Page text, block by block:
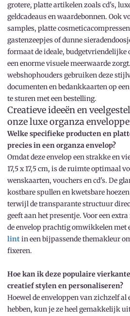
grotere, platte artikelen zoals cd's,
geldcadeaus en waardebonnen. Ook
samples, platte
gastenzeepjes of dunne
formaat de ideale, budgetvriendelijke
een enorme visuele meerwaarde
webshophouders gebruiken deze
documenten en bedankkaarten op
te sturen met een bestelling.
Creatieve ideeën en
onze luxe organza
Welke specifieke producten en
precies in een organza envelop?
Omdat deze envelop een strakke en
17,5 x 17,5 cm, is de ruimte optimaal
wenskaarten, vouchers en cd's. De
kostbare spullen en kwetsbare
terwijl de transparante structuur
geeft aan het presentje. Voor een
de envelop prachtig omwikkelen met
lintin een bijpassende themakleur
fixeren.
Hoe kan ik deze populaire
creatief stylen en personaliseren?
Hoewel de enveloppen van zichzelf al
hebben, kun je ze heel gemakkelijk